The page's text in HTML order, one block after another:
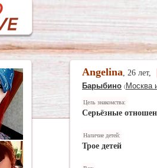
Angelina, 26 лет,
Барыбино (Москва
Цель знакомства:
Серьёзные
Наличие детей:
Трое детей